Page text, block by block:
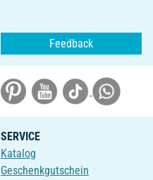
Feedback
SERVICE
Katalog
Geschenkgutschein